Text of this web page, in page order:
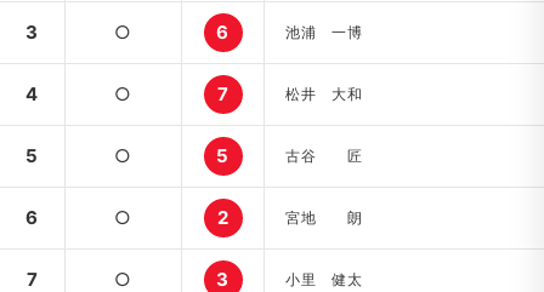
3 ○ 6 池浦 一博
4 ○ 7 松井 大和
5 ○ 5 古谷 匠
6 ○ 2 宮地 朗
7 ○ 3 小里 健太